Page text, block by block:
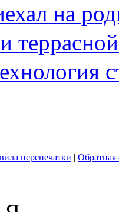
на
перепечатки | Обратная